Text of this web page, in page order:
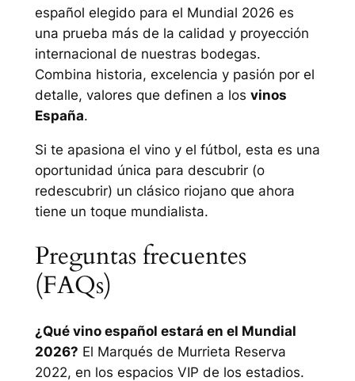
español elegido para el Mundial 2026 es
una prueba más de la calidad y proyección
internacional de nuestras bodegas.
Combina historia, excelencia y pasión por el
detalle, valores que definen a los vinos
España.
Si te apasiona el vino y el fútbol, esta es una
oportunidad única para descubrir (o
redescubrir) un clásico riojano que ahora
tiene un toque mundialista.
Preguntas frecuentes
(FAQs)
¿Qué vino español estará en el Mundial
2026? El Marqués de Murrieta Reserva
2022, en los espacios VIP de los estadios.